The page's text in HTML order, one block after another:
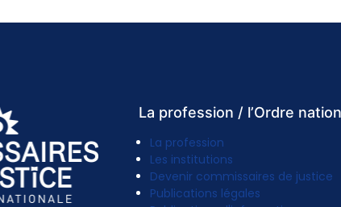
La profession / l’Ordre
La profession
Les institutions
Devenir commissaires de justice
Publications légales